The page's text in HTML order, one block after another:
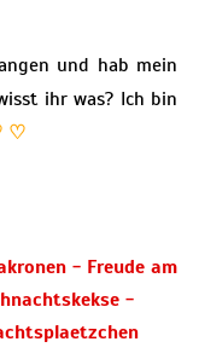
und hab mein
ihr was? Ich bin
♡